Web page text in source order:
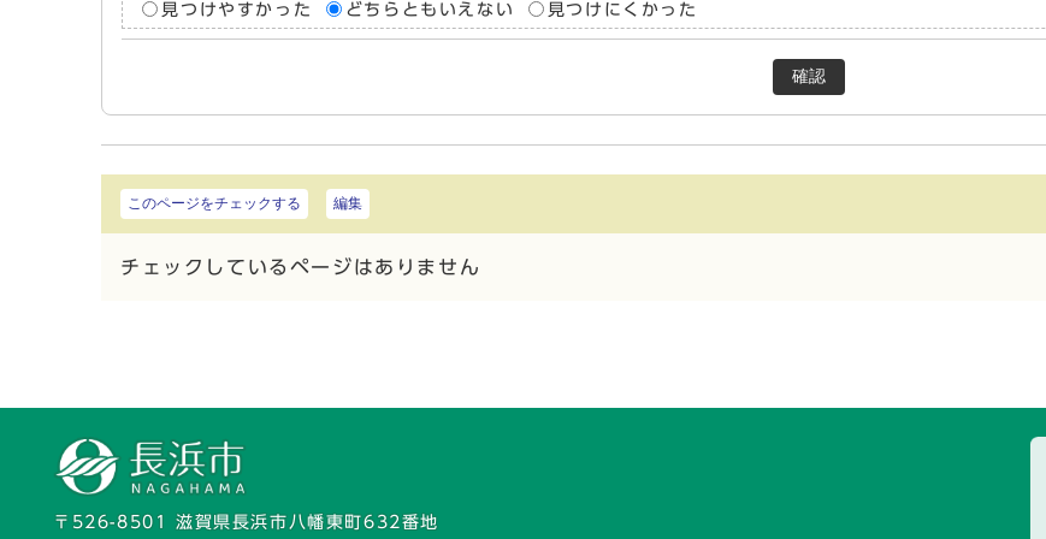
見つけやすかった どちらともいえない 見つけにくかった
確認
このページをチェックする 編集
チェックしているページはありません
〒526-8501 滋賀県長浜市八幡東町632番地